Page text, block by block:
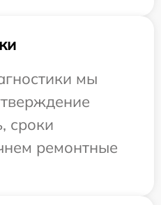
мы
сроки
ремонтные